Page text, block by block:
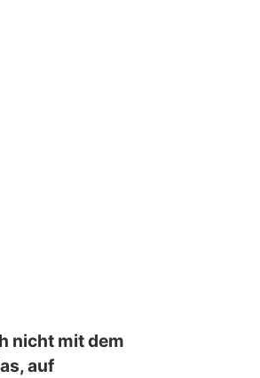
nicht mit dem
auf